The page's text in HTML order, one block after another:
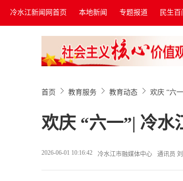
冷水江新闻网首页 本地新闻 专题报道 民生百
首页 教育服务 教育动态 欢庆 “六
欢庆 “六一”| 冷
2026-06-01 10:16:42 冷水江市融媒体中心 通讯员